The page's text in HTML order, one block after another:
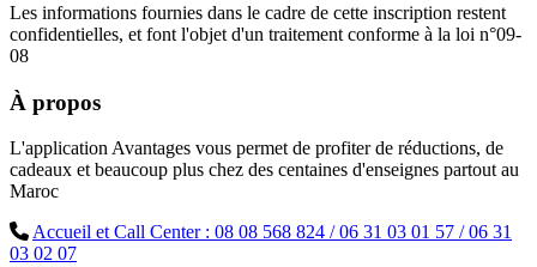
Les informations fournies dans le cadre de cette inscription restent
confidentielles, et font l'objet d'un traitement conforme à la loi n°09-
08
À propos
L'application Avantages vous permet de profiter de réductions, de
cadeaux et beaucoup plus chez des centaines d'enseignes partout au
Maroc
Accueil et Call Center : 08 08 568 824 / 06 31 03 01 57 / 06 31
03 02 07